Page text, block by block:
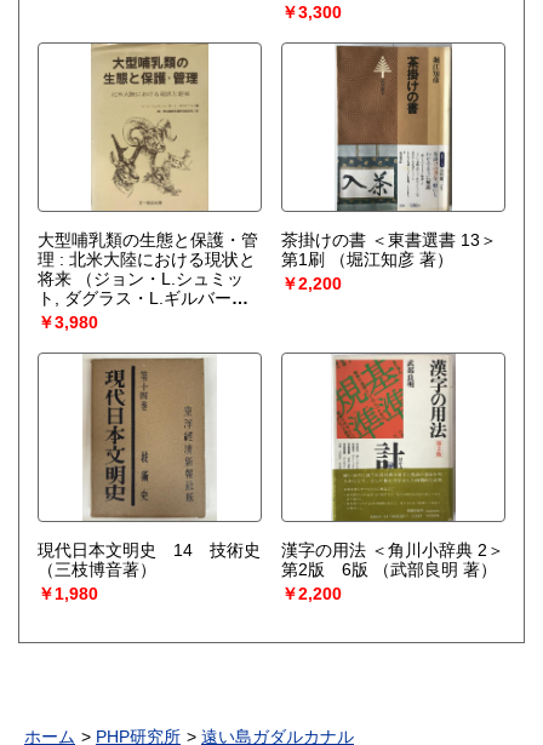
￥3,300
大型哺乳類の生態と保護・管
理 : 北米大陸における現状と
将来
（ジョン・L.シュミッ
ト, ダグラス・L.ギルバート
編 ; 野生動物保護管理事務所
訳）
￥3,980
茶掛けの書 ＜東書選書 13＞
第1刷
（堀江知彦 著）
￥2,200
現代日本文明史 14 技術史
（三枝博音著）
￥1,980
漢字の用法 ＜角川小辞典 2＞
第2版 6版
（武部良明 著）
￥2,200
ホーム PHP研究所 遠い島ガダルカナル